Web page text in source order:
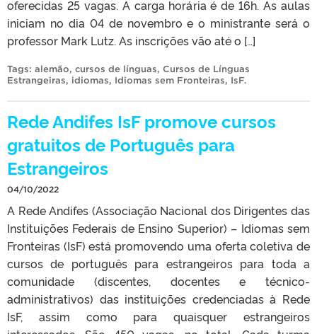
oferecidas 25 vagas. A carga horária é de 16h. As aulas
iniciam no dia 04 de novembro e o ministrante será o
professor Mark Lutz. As inscrições vão até o […]
Tags: alemão, cursos de línguas, Cursos de Línguas
Estrangeiras, idiomas, Idiomas sem Fronteiras, IsF.
Rede Andifes IsF promove cursos
gratuitos de Português para
Estrangeiros
04/10/2022
A Rede Andifes (Associação Nacional dos Dirigentes das
Instituições Federais de Ensino Superior) – Idiomas sem
Fronteiras (IsF) está promovendo uma oferta coletiva de
cursos de português para estrangeiros para toda a
comunidade (discentes, docentes e técnico-
administrativos) das instituições credenciadas à Rede
IsF, assim como para quaisquer estrangeiros